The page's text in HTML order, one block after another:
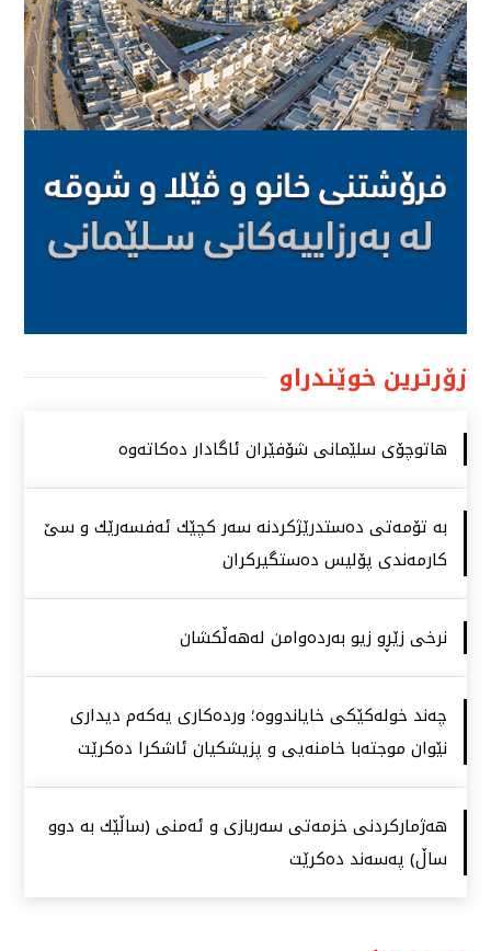
زۆرترین خوێندراو
هاتوچۆی سلێمانی شۆفێران ئاگادار دەكاتەوە
بە تۆمەتی دەستدرێژكردنە سەر كچێك ئەفسەرێك و سێ
كارمەندی پۆلیس دەستگیركران
نرخی زێڕو زیو بەردەوامن لەهەڵكشان
چەند خولەكێكی خایاندووە؛ وردەكاری یەكەم دیداری
نێوان موجتەبا خامنەیی و پزیشكیان ئاشكرا دەكرێت
هەژماركردنی خزمەتی سەربازی و ئەمنی (ساڵێك بە دوو
ساڵ) پەسەند دەكرێت